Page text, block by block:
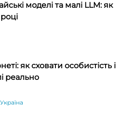
моделі та малі LLM: як
як сховати особистість і
реально